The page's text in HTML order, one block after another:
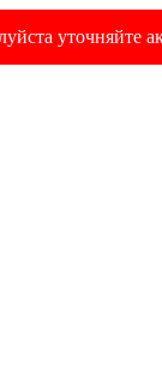
уточняйте